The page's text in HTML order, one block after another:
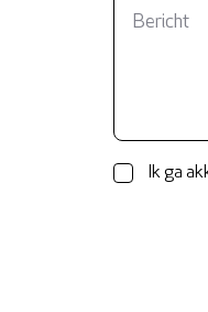
Ik ga